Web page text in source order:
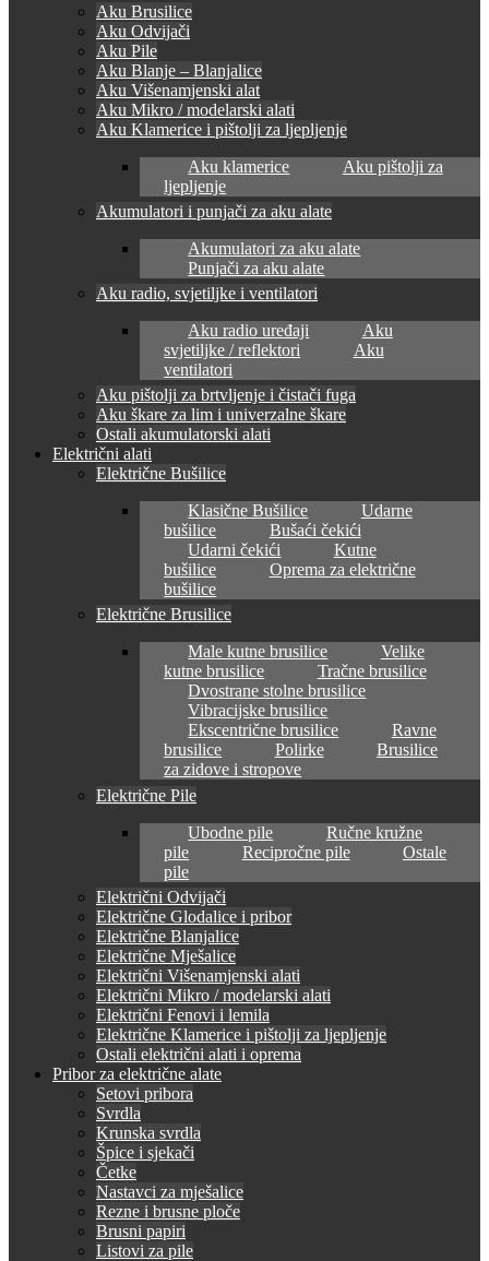
Aku Brusilice
Aku Odvijači
Aku Pile
Aku Blanje – Blanjalice
Aku Višenamjenski alat
Aku Mikro / modelarski alati
Aku Klamerice i pištolji za ljepljenje
Aku klamerice
Aku pištolji za
ljepljenje
Akumulatori i punjači za aku alate
Akumulatori za aku alate
Punjači za aku alate
Aku radio, svjetiljke i ventilatori
Aku radio uređaji
Aku
svjetiljke / reflektori
Aku
ventilatori
Aku pištolji za brtvljenje i čistači fuga
Aku škare za lim i univerzalne škare
Ostali akumulatorski alati
Električni alati
Električne Bušilice
Klasične Bušilice
Udarne
bušilice
Bušaći čekići
Udarni čekići
Kutne
bušilice
Oprema za električne
bušilice
Električne Brusilice
Male kutne brusilice
Velike
kutne brusilice
Tračne brusilice
Dvostrane stolne brusilice
Vibracijske brusilice
Ekscentrične brusilice
Ravne
brusilice
Polirke
Brusilice
za zidove i stropove
Električne Pile
Ubodne pile
Ručne kružne
pile
Recipročne pile
Ostale
pile
Električni Odvijači
Električne Glodalice i pribor
Električne Blanjalice
Električne Mješalice
Električni Višenamjenski alati
Električni Mikro / modelarski alati
Električni Fenovi i lemila
Električne Klamerice i pištolji za ljepljenje
Ostali električni alati i oprema
Pribor za električne alate
Setovi pribora
Svrdla
Krunska svrdla
Špice i sjekači
Četke
Nastavci za mješalice
Rezne i brusne ploče
Brusni papiri
Listovi za pile